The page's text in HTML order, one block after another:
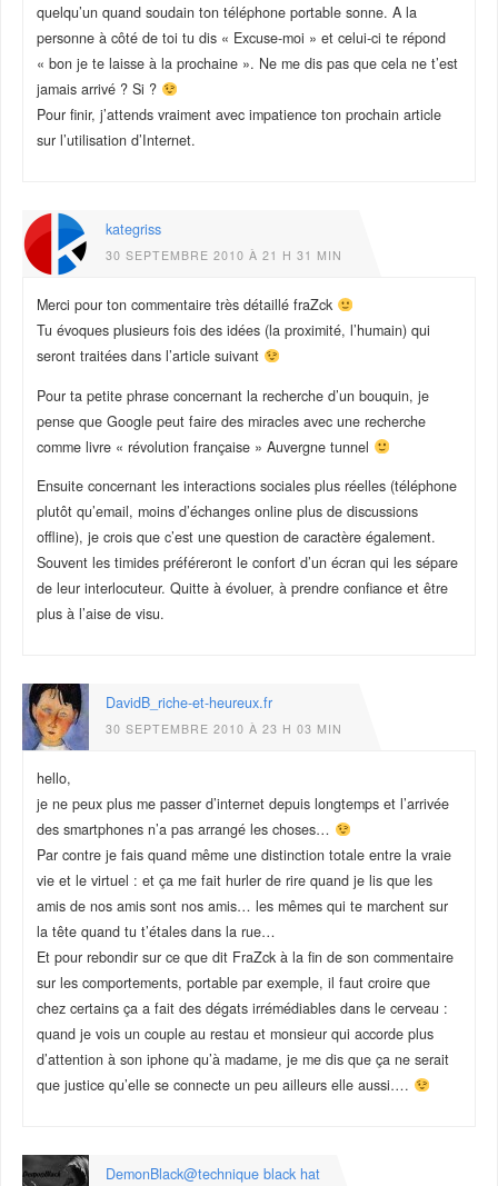
quelqu’un quand soudain ton téléphone portable sonne. A la
personne à côté de toi tu dis « Excuse-moi » et celui-ci te répond
« bon je te laisse à la prochaine ». Ne me dis pas que cela ne t’est
jamais arrivé ? Si ?
Pour finir, j’attends vraiment avec impatience ton prochain article
sur l’utilisation d’Internet.
kategriss
30 SEPTEMBRE 2010 À 21 H 31 MIN
Merci pour ton commentaire très détaillé fraZck
Tu évoques plusieurs fois des idées (la proximité, l’humain) qui
seront traitées dans l’article suivant
Pour ta petite phrase concernant la recherche d’un bouquin, je
pense que Google peut faire des miracles avec une recherche
comme livre « révolution française » Auvergne tunnel
Ensuite concernant les interactions sociales plus réelles (téléphone
plutôt qu’email, moins d’échanges online plus de discussions
offline), je crois que c’est une question de caractère également.
Souvent les timides préféreront le confort d’un écran qui les sépare
de leur interlocuteur. Quitte à évoluer, à prendre confiance et être
plus à l’aise de visu.
DavidB_riche-et-heureux.fr
30 SEPTEMBRE 2010 À 23 H 03 MIN
hello,
je ne peux plus me passer d’internet depuis longtemps et l’arrivée
des smartphones n’a pas arrangé les choses…
Par contre je fais quand même une distinction totale entre la vraie
vie et le virtuel : et ça me fait hurler de rire quand je lis que les
amis de nos amis sont nos amis… les mêmes qui te marchent sur
la tête quand tu t’étales dans la rue…
Et pour rebondir sur ce que dit FraZck à la fin de son commentaire
sur les comportements, portable par exemple, il faut croire que
chez certains ça a fait des dégats irrémédiables dans le cerveau :
quand je vois un couple au restau et monsieur qui accorde plus
d’attention à son iphone qu’à madame, je me dis que ça ne serait
que justice qu’elle se connecte un peu ailleurs elle aussi….
DemonBlack@technique black hat